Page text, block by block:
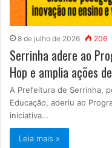
8 de julho de 2026 206
Serrinha adere ao
Hop e amplia ações
A Prefeitura de Serrinha,
Educação, aderiu ao
iniciativa…
Leia mais »